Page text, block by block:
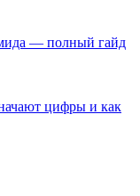
— полный гайд
цифры и как